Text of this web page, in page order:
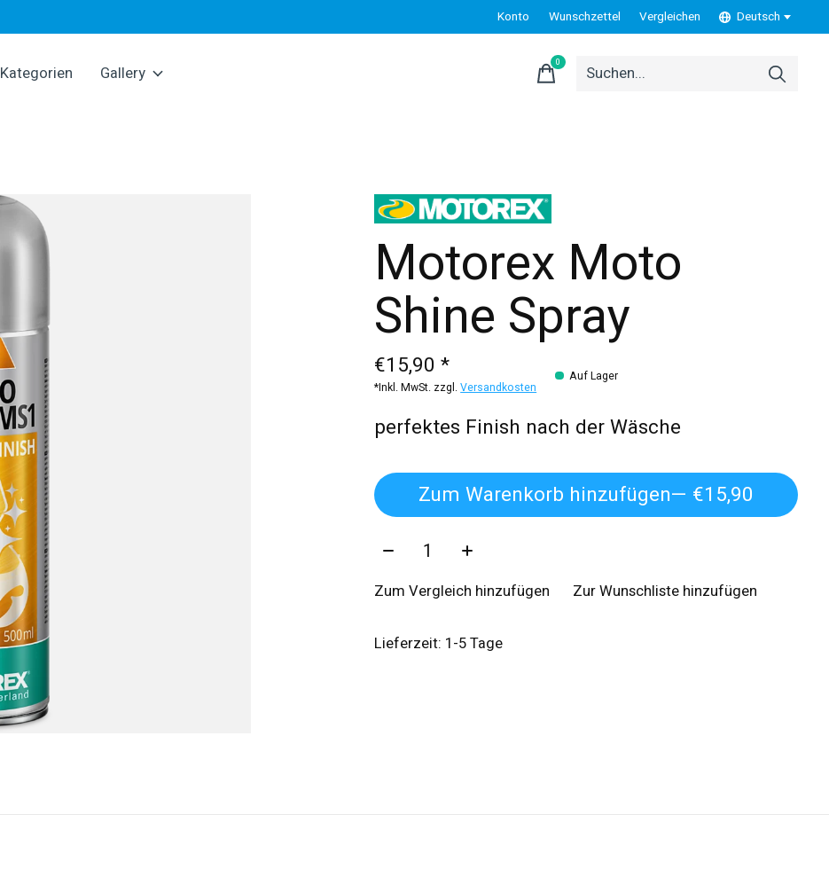
Konto Wunschzettel Vergleichen Deutsch
Kategorien Gallery
0items
Motorex Moto
Shine Spray
€15,90 *
*Inkl. MwSt. zzgl.Versandkosten
Auf Lager
perfektes Finish nach der Wäsche
Zum Warenkorb hinzufügen
— €15,90
Menge:
Zum Vergleich hinzufügen Zur Wunschliste hinzufügen
Lieferzeit: 1-5 Tage